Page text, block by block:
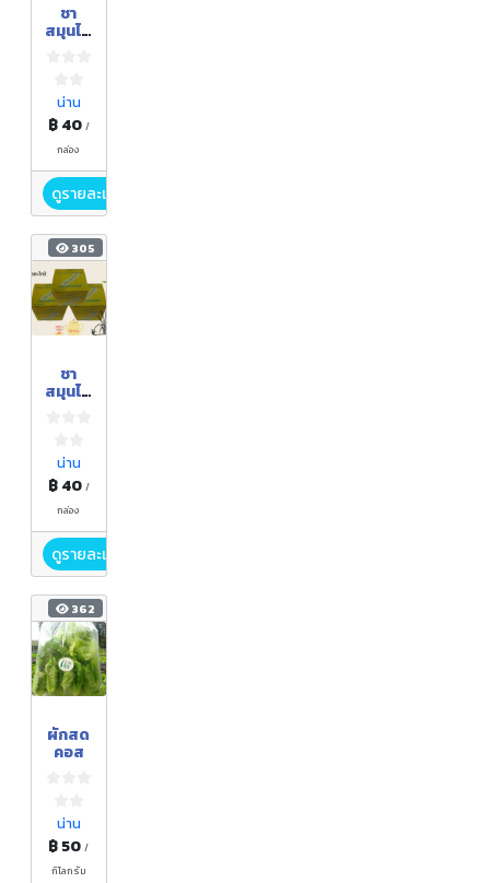
ชา
สมุนไพ
น่าน
฿ 40 /
กล่อง
ดูรายละเอียด
305
ชา
สมุนไพ
น่าน
฿ 40 /
กล่อง
ดูรายละเอียด
362
ผักสด
คอส
น่าน
฿ 50/
กิโลกรัม